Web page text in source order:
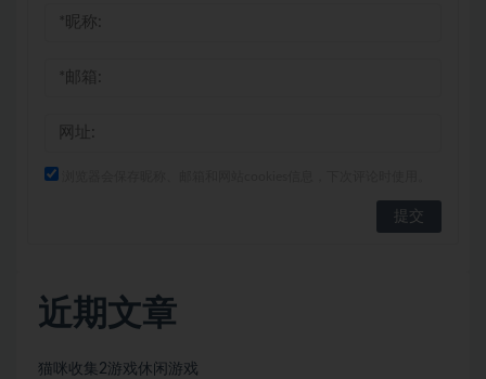
近期文章
猫咪收集2游戏休闲游戏